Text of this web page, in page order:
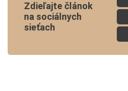
Zdieľajte článok
na sociálnych
sieťach